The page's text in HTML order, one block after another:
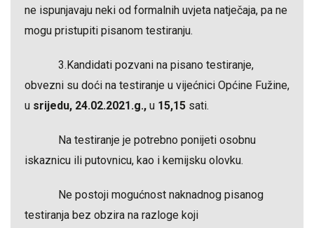
ne ispunjavaju neki od formalnih uvjeta natječaja, pa ne
mogu pristupiti pisanom testiranju.
3.Kandidati pozvani na pisano testiranje,
obvezni su doći na testiranje u vijećnici Općine Fužine,
u srijedu, 24.02.2021.g., u 15,15 sati.
Na testiranje je potrebno ponijeti osobnu
iskaznicu ili putovnicu, kao i kemijsku olovku.
Ne postoji mogućnost naknadnog pisanog
testiranja bez obzira na razloge koji